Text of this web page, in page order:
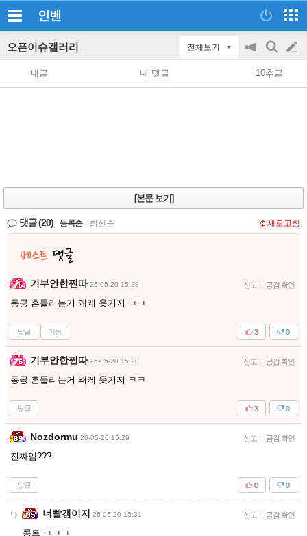
인벤
오픈이슈갤러리 전체보기
공
지
on/off
검
색
글
쓰
내글 내 댓글 10추글
[본문 보기]
댓글(20) 등록순 최신순 새로고침
기부안한찐따 26-05-20 15:28 신고 | 공감 확인
동공 흔들리는거 왜케 웃기지 ㅋㅋ
답글 이동 0
3
기부안한찐따 26-05-20 15:28 신고 | 공감 확인
동공 흔들리는거 왜케 웃기지 ㅋㅋ
답글 0
3
Nozdormu 26-05-20 15:29 신고 | 공감 확인
진짜임???
답글 0
0
너빨갱이지 26-05-20 15:31 신고 | 공감 확인
콩트 ㅋㅋㄱ